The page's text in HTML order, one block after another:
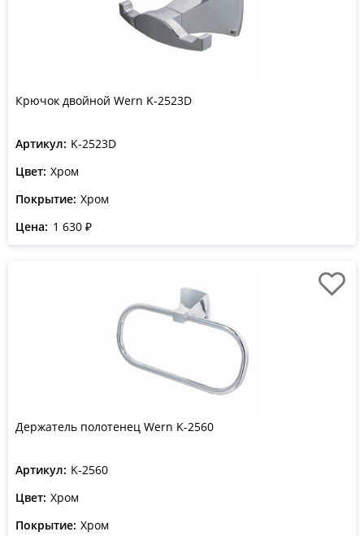
Крючок двойной Wern K-2523D
Артикул: K-2523D
Цвет: Хром
Покрытие: Хром
Цена: 1 630 ₽
Держатель полотенец Wern K-2560
Артикул: K-2560
Цвет: Хром
Покрытие: Хром